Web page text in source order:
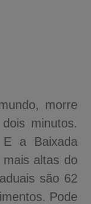
morre
minutos.
a Baixada
altas do
são 62
Pode